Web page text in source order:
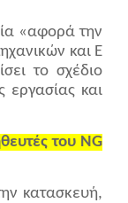
«αφορά την
και Ε
το σχέδιο
εργασίας και
του ΝG
κατασκευή,